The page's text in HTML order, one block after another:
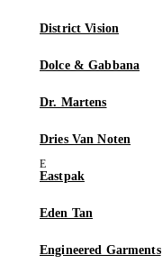
District Vision
Dolce & Gabbana
Dr. Martens
Dries Van Noten
Eastpak
Eden Tan
Engineered Garments